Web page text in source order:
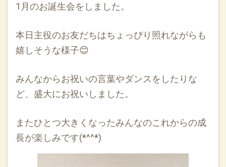
1月のお誕生会をしました。
本日主役のお友だちはちょっぴり照れながらも
嬉しそうな様子😊
みんなからお祝いの言葉やダンスをしたりな
ど、盛大にお祝いしました。
またひとつ大きくなったみんなのこれからの成
長が楽しみです(*^^*)